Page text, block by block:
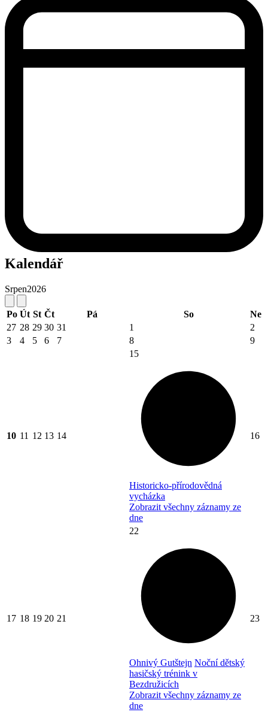
Kalendář
Srpen2026
Po Út St Čt Pá So
Ne
27 28 29 30 31 1
2
3
4 5 6 7 8 9
10 11 12 13 14
15
Historicko-přírodovědná
vycházka
Zobrazit všechny záznamy ze
dne
16
17 18 19 20 21
22
Ohnivý Gutštejn Noční dětský
hasičský trénink v
Bezdružicích
Zobrazit všechny záznamy ze
dne
23